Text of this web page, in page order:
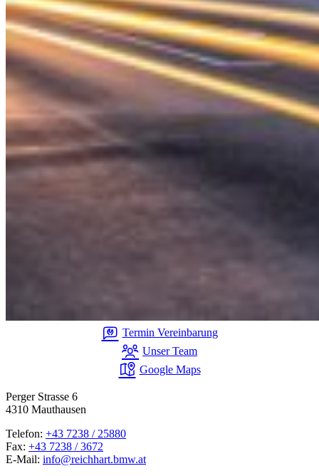
Termin Vereinbarung
Unser Team
Google Maps
Perger Strasse 6
4310 Mauthausen
Telefon: +43 7238 / 25880
Fax: +43 7238 / 3672
E-Mail: info@reichhart.bmw.at